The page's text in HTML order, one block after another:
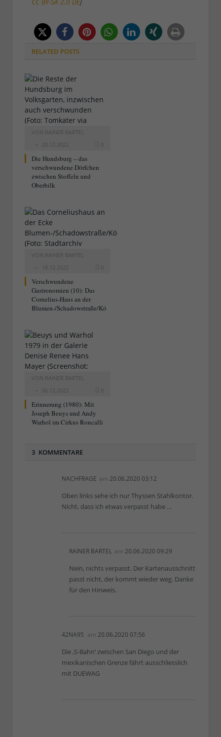
RELATED POSTS
VON RAINER BARTEL
20.12.2022
0
Die Hundsburg – das
verschwundene Dörfchen
zwischen Stoffeln und
Oberbilk
VON RAINER BARTEL
18.12.2022
0
Verschwundene
Gastronomien (10): Das
Cornelius-Haus an der
Blumen-/Schadowstraße/Kö
VON RAINER BARTEL
06.12.2022
0
Erinnerung (1980): Mit
Joseph Beuys und Andy
Warhol im Cirkus Roncalli
3 KOMMENTARE
NACHFRAGE am 20.06.2020 03:12
Oben links sehe ich nur Thyssen Stahlkontor.
Nicht, dass ich etwas verpasst habe …
RAINER BARTEL am 20.06.2020 09:29
Nein, nichts verpasst. Der Kartenausschnitt
passt nicht, der kommt wieder weg. Danke
für den Hinweis.
42NA95 am 20.06.2020 07:56
Die ‚S-Bahn‘ zwischen San Diego und der
mexikanischen Grenze fährt ausschliesslich
mit DUEWAG